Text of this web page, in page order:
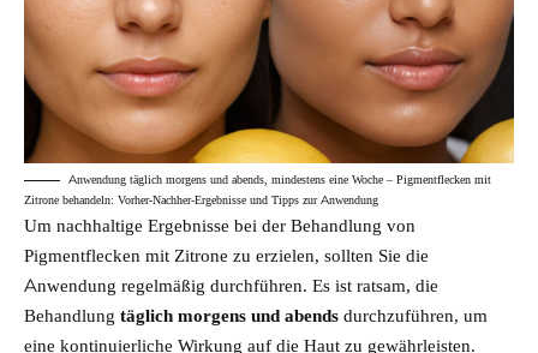
Anwendung täglich morgens und abends, mindestens eine Woche – Pigmentflecken mit
Zitrone behandeln: Vorher-Nachher-Ergebnisse und Tipps zur Anwendung
Um nachhaltige Ergebnisse bei der Behandlung von
Pigmentflecken mit Zitrone zu erzielen, sollten Sie die
Anwendung regelmäßig durchführen. Es ist ratsam, die
Behandlung täglich morgens und abends durchzuführen, um
eine kontinuierliche Wirkung auf die Haut zu gewährleisten.